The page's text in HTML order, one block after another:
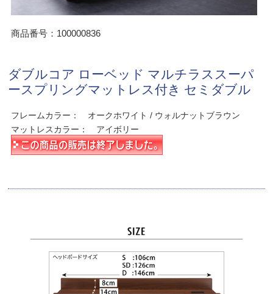
商品番号：100000836
ダブルコア ローベッド マルチラススーパ
ースプリングマットレス付き セミダブル
フレームカラー： オークホワイト / ウォルナットブラウン
マットレスカラー： アイボリー